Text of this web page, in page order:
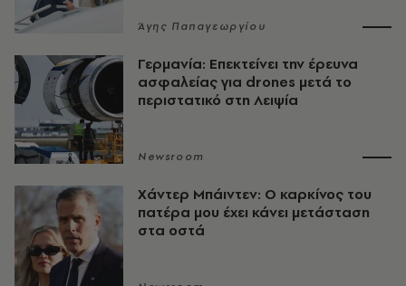
Άγης Παπαγεωργίου
Γερμανία: Επεκτείνει την έρευνα
ασφαλείας για drones μετά το
περιστατικό στη Λειψία
Newsroom
Χάντερ Μπάιντεν: Ο καρκίνος του
πατέρα μου έχει κάνει μετάσταση
στα οστά